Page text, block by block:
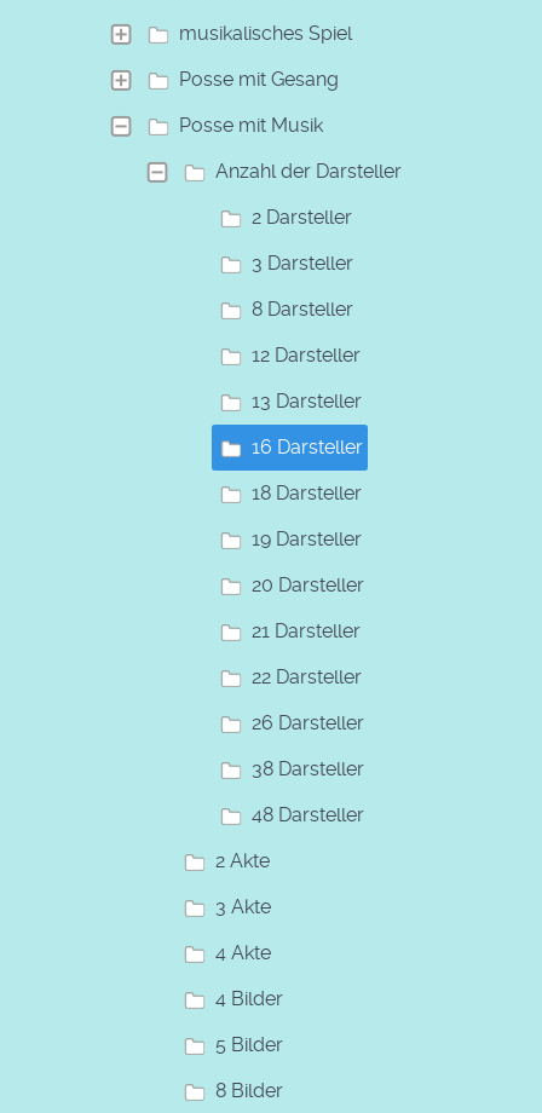
musikalisches Spiel
Posse mit Gesang
Posse mit Musik
Anzahl der Darsteller
2 Darsteller
3 Darsteller
8 Darsteller
12 Darsteller
13 Darsteller
16 Darsteller
18 Darsteller
19 Darsteller
20 Darsteller
21 Darsteller
22 Darsteller
26 Darsteller
38 Darsteller
48 Darsteller
2 Akte
3 Akte
4 Akte
4 Bilder
5 Bilder
8 Bilder